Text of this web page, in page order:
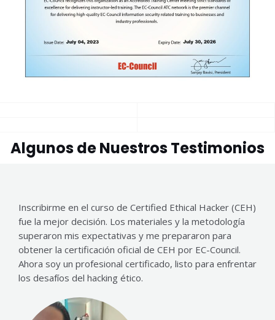
Algunos de Nuestros Testimonios
Inscribirme en el curso de Certified Ethical Hacker (CEH)
fue la mejor decisión. Los materiales y la metodología
superaron mis expectativas y me prepararon para
obtener la certificación oficial de CEH por EC-Council.
Ahora soy un profesional certificado, listo para enfrentar
los desafíos del hacking ético.